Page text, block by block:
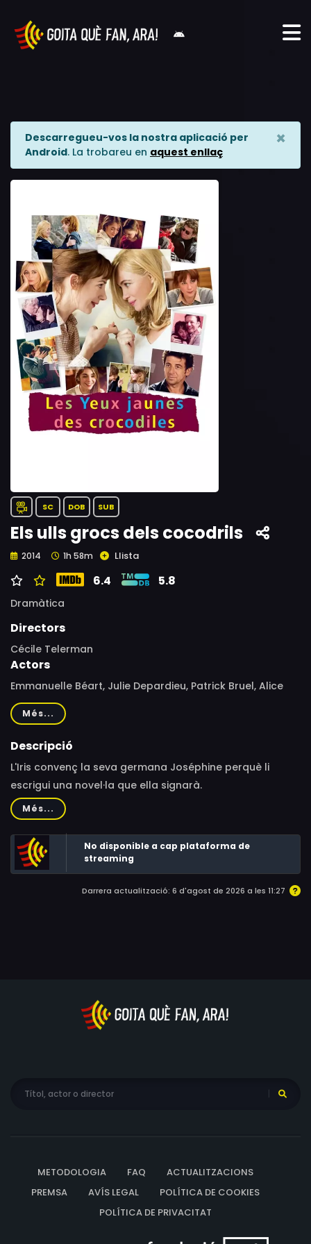
Descarregueu-vos la nostra aplicació per
Android. La trobareu en aquest enllaç
×
SC DOB SUB
Els ulls grocs dels cocodrils
2014 1h 58m Llista
6.4 5.8
Dramàtica
Directors
Cécile Telerman
Actors
Emmanuelle Béart, Julie Depardieu, Patrick Bruel, Alice
Isaaz, Jacques Weber, Karole Rocher, Édith Scob, Samuel
Le Bihan, Quim Gutiérrez, Alexandra Gentil, Alysson
Paradis, Ariel Wizman
Més...
Descripció
L'Iris convenç la seva germana Joséphine perquè li
escrigui una novel·la que ella signarà.
Més...
No disponible a cap plataforma de
streaming
Darrera actualització: 6 d'agost de 2026 a les 11:27
METODOLOGIA FAQ
ACTUALITZACIONS
PREMSA
AVÍS LEGAL
POLÍTICA DE COOKIES
POLÍTICA DE PRIVACITAT